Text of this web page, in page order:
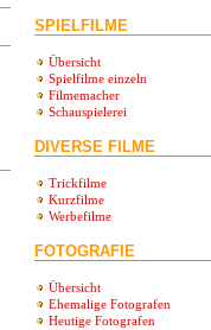
SPIELFILME
Übersicht
Spielfilme einzeln
Filmemacher
Schauspielerei
DIVERSE FILME
Trickfilme
Kurzfilme
Werbefilme
FOTOGRAFIE
Übersicht
Ehemalige Fotografen
Heutige Fotografen